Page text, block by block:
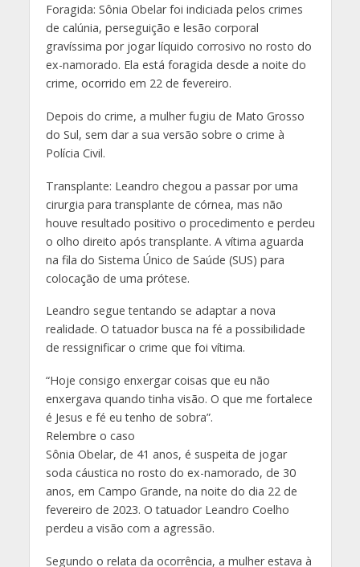
Foragida: Sônia Obelar foi indiciada pelos crimes
de calúnia, perseguição e lesão corporal
gravíssima por jogar líquido corrosivo no rosto do
ex-namorado. Ela está foragida desde a noite do
crime, ocorrido em 22 de fevereiro.
Depois do crime, a mulher fugiu de Mato Grosso
do Sul, sem dar a sua versão sobre o crime à
Polícia Civil.
Transplante: Leandro chegou a passar por uma
cirurgia para transplante de córnea, mas não
houve resultado positivo o procedimento e perdeu
o olho direito após transplante. A vítima aguarda
na fila do Sistema Único de Saúde (SUS) para
colocação de uma prótese.
Leandro segue tentando se adaptar a nova
realidade. O tatuador busca na fé a possibilidade
de ressignificar o crime que foi vítima.
“Hoje consigo enxergar coisas que eu não
enxergava quando tinha visão. O que me fortalece
é Jesus e fé eu tenho de sobra”.
Relembre o caso
Sônia Obelar, de 41 anos, é suspeita de jogar
soda cáustica no rosto do ex-namorado, de 30
anos, em Campo Grande, na noite do dia 22 de
fevereiro de 2023. O tatuador Leandro Coelho
perdeu a visão com a agressão.
Segundo o relata da ocorrência, a mulher estava à